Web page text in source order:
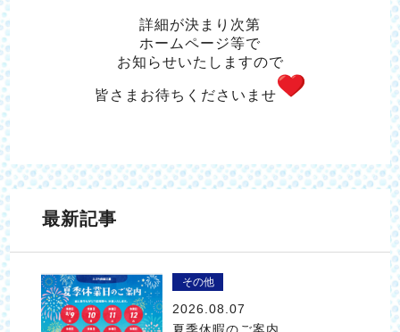
詳細が決まり次第
ホームページ等で
お知らせいたしますので
皆さまお待ちくださいませ
最新記事
その他
2026.08.07